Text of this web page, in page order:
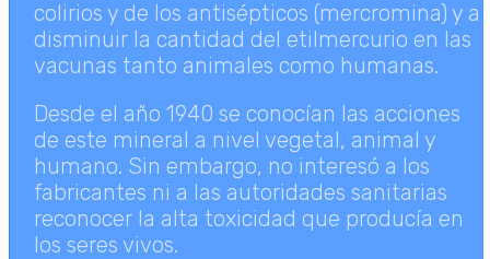
colirios y de los antisépticos (mercromina) y a
disminuir la cantidad del etilmercurio en las
vacunas tanto animales como humanas.
Desde el año 1940 se conocían las acciones
de este mineral a nivel vegetal, animal y
humano. Sin embargo, no interesó a los
fabricantes ni a las autoridades sanitarias
reconocer la alta toxicidad que producía en
los seres vivos.